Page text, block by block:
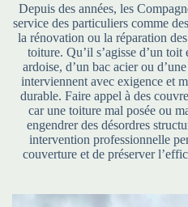
Depuis des années, les
service des particuliers comme
la rénovation ou la réparation
toiture. Qu’il s’agisse d’un
ardoise, d’un bac acier ou
interviennent avec exigence et
durable. Faire appel à des
car une toiture mal posée ou
engendrer des désordres
intervention professionnelle
couverture et de préserver